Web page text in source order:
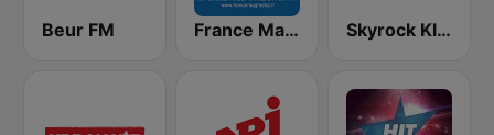
Beur FM France Maghreb 2 Skyrock Klassiks